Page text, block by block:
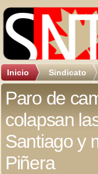
Inicio Sindicato
Paro de
colapsan
Santiago y
Piñera